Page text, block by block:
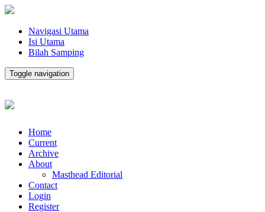
Navigasi Utama
Isi Utama
Bilah Samping
Toggle navigation
Home
Current
Archive
About
Masthead Editorial
Contact
Login
Register